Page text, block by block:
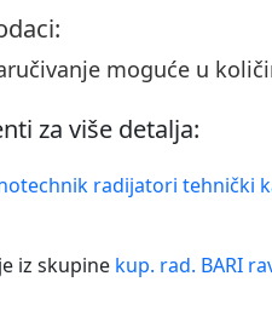
moguće u
za više detalja:
radijatori tehnički
iz skupine kup. rad. BARI